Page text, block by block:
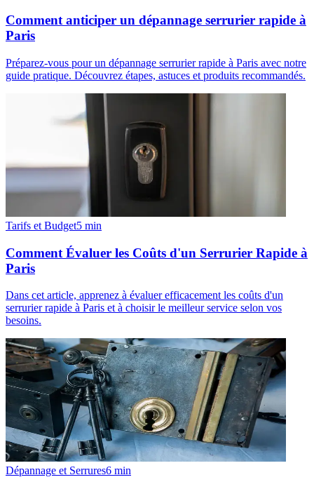
Comment anticiper un dépannage serrurier rapide à
Paris
Préparez-vous pour un dépannage serrurier rapide à Paris avec notre
guide pratique. Découvrez étapes, astuces et produits recommandés.
Tarifs et Budget5 min
Comment Évaluer les Coûts d'un Serrurier Rapide à
Paris
Dans cet article, apprenez à évaluer efficacement les coûts d'un
serrurier rapide à Paris et à choisir le meilleur service selon vos
besoins.
Dépannage et Serrures6 min